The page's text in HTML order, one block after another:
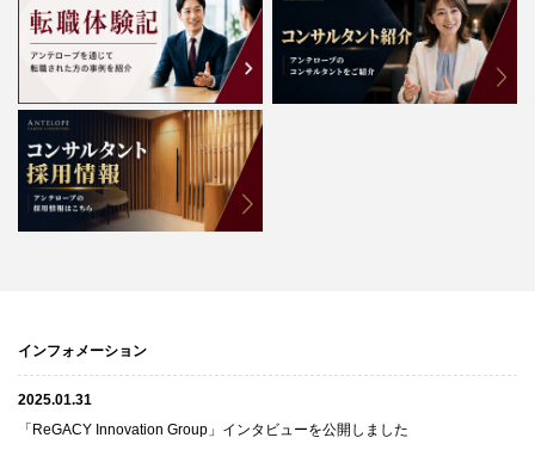
インフォメーション
2025.01.31
「ReGACY Innovation Group」インタビューを公開しました